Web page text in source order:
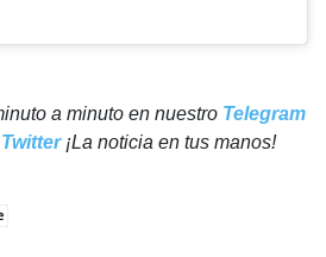
a minuto en nuestro Telegram
Twitter¡La noticia en tus manos!